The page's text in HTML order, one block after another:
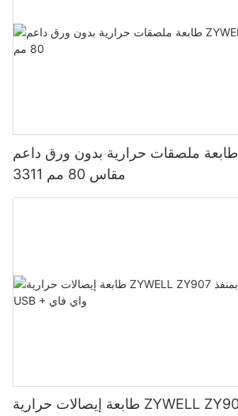
طابعة ملصقات حرارية بدون ورق داعم ZYWELL ZY-
3311 مقاس 80 مم
طابعة إيصالات حرارية ZYWELL ZY907 مقاس 80 مم